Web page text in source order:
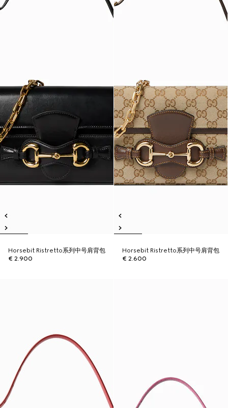
Horsebit Ristretto系列中号肩背包
€ 2.900
Horsebit Ristretto系列中号肩背包
€ 2.600